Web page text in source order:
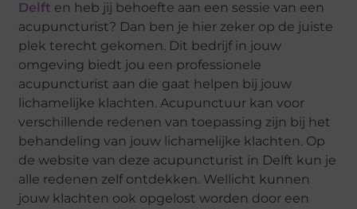
Delft en heb jij behoefte aan een sessie van een
acupuncturist? Dan ben je hier zeker op de juiste
plek terecht gekomen. Dit bedrijf in jouw
omgeving biedt jou een professionele
acupuncturist aan die gaat helpen bij jouw
lichamelijke klachten. Acupunctuur kan voor
verschillende redenen van toepassing zijn bij het
behandeling van jouw lichamelijke klachten. Op
de website van deze acupuncturist in Delft kun je
alle redenen zelf ontdekken. Wellicht kunnen
jouw klachten ook opgelost worden door een